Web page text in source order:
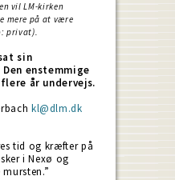
vil LM-kirken
mere på at være
privat).
sin
enstemmige
år undervejs.
kl@dlm.dk
tid og kræfter på
i Nexø og